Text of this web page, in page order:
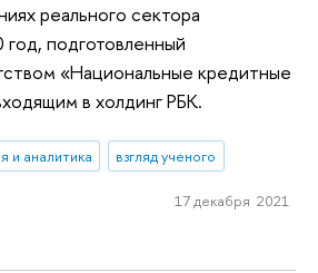
реального сектора
подготовленный
«Национальные кредитные
в холдинг РБК.
и аналитика взгляд ученого
17 декабря 2021